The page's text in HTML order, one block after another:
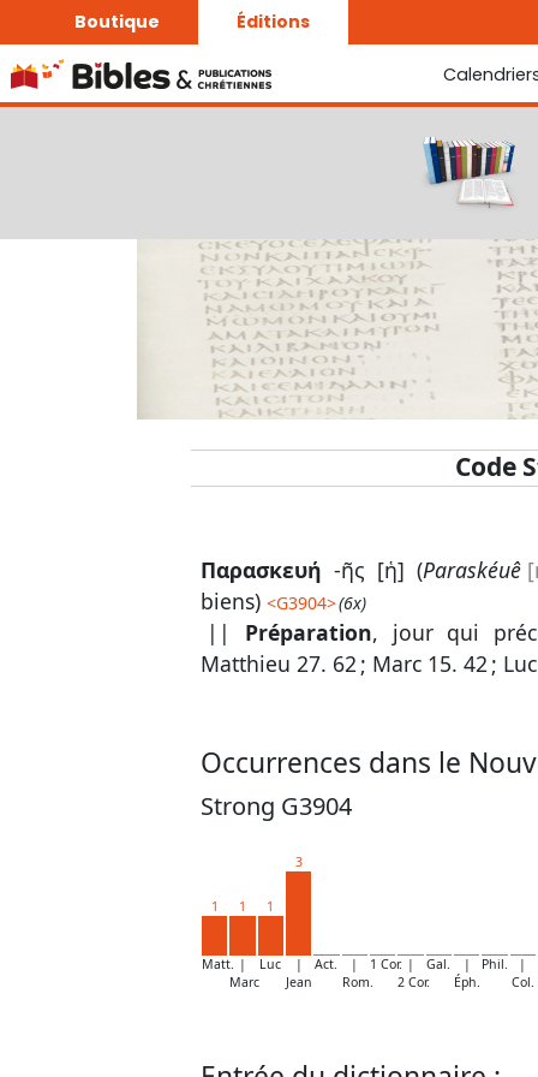
Boutique Éditions
La Bonne Semence
Le Seigneur est proche
Code
Παρασκευή -ῆς [ἡ] (Paraskéuê
biens) <G3904>(6x)
|| Préparation, jour qui
Matthieu 27. 62; Marc 15. 42;
Occurrences dans le
Strong G3904
1
Matt.
1
|
Marc
1
Luc
3
|
Jean
Act.
|
Rom.
1 Cor. |
2 Cor.
Gal.
|
Éph.
Phil.
|
Col.